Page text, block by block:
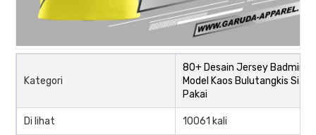
Kategori
80+ Desain Jersey
Model Kaos Bulutangkis Siap
Pakai
Di lihat 10061 kali